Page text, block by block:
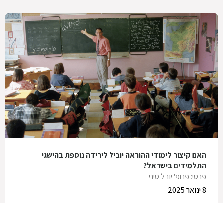
האם קיצור לימודי ההוראה יוביל לירידה נוספת בהישגי
התלמידים בישראל?
פרטי: פרופ' יובל סיני
8 ינואר 2025